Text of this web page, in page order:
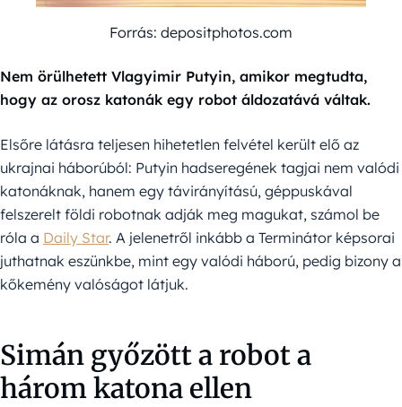
Forrás: depositphotos.com
Nem örülhetett Vlagyimir Putyin, amikor megtudta,
hogy az orosz katonák egy robot áldozatává váltak.
Elsőre látásra teljesen hihetetlen felvétel került elő az
ukrajnai háborúból: Putyin hadseregének tagjai nem valódi
katonáknak, hanem egy távirányítású, géppuskával
felszerelt földi robotnak adják meg magukat, számol be
róla a Daily Star. A jelenetről inkább a Terminátor képsorai
juthatnak eszünkbe, mint egy valódi háború, pedig bizony a
kőkemény valóságot látjuk.
Simán győzött a robot a
három katona ellen